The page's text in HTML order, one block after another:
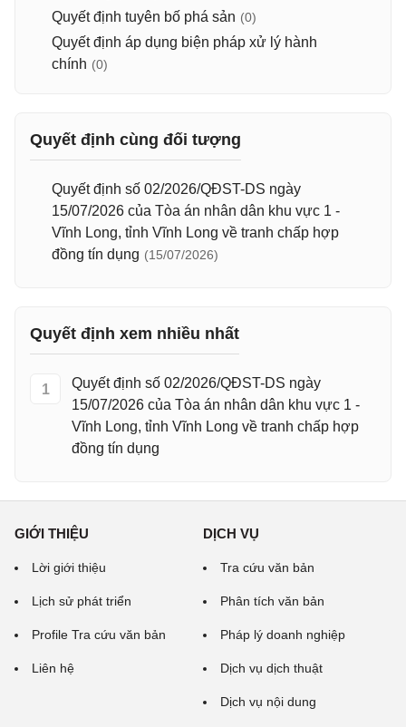
Quyết định tuyên bố phá sản (0)
Quyết định áp dụng biện pháp xử lý hành
chính (0)
Quyết định cùng đối tượng
Quyết định số 02/2026/QĐST-DS ngày
15/07/2026 của Tòa án nhân dân khu vực 1 -
Vĩnh Long, tỉnh Vĩnh Long về tranh chấp hợp
đồng tín dụng (15/07/2026)
Quyết định xem nhiều nhất
1
Quyết định số 02/2026/QĐST-DS ngày
15/07/2026 của Tòa án nhân dân khu vực 1 -
Vĩnh Long, tỉnh Vĩnh Long về tranh chấp hợp
đồng tín dụng
GIỚI THIỆU
Lời giới thiệu
Lịch sử phát triển
Profile Tra cứu văn bản
Liên hệ
DỊCH VỤ
Tra cứu văn bản
Phân tích văn bản
Pháp lý doanh nghiệp
Dịch vụ dịch thuật
Dịch vụ nội dung